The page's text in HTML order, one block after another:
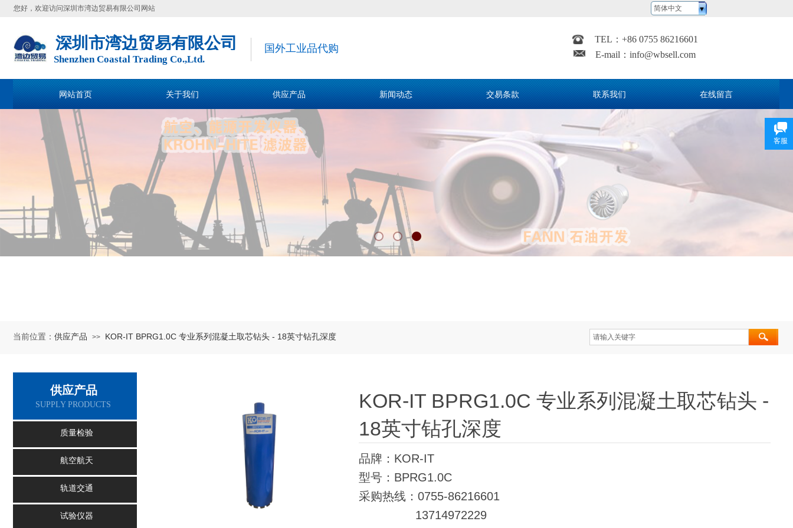
简体中文
您好，欢迎访问深圳市湾边贸易有限公司网站
国外工业品代购
深圳市湾边贸易有限公司 TEL： +86 0755 86216601
E-mail： info@wbsell.com
Shenzhen Coastal Trading Co.,Ltd.
网站首页 关于我们 供应产品 新闻动态 交易条款 联系我们 在线留言
供应产品 >> KOR-IT BPRG1.0C 专业系列混凝土取芯钻头 - 18英寸钻孔深度
当前位置：
KOR-IT BPRG1.0C 专业系列混凝土取芯钻头 -
18英寸钻孔深度
品牌：KOR-IT
型号：BPRG1.0C
采购热线：0755-86216601
13714972229
供应产品
SUPPLY PRODUCTS
质量检验
航空航天
轨道交通
试验仪器
客服